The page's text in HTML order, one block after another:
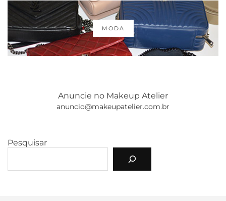
MODA
Anuncie no Makeup Atelier
anuncio@makeupatelier.com.br
Pesquisar